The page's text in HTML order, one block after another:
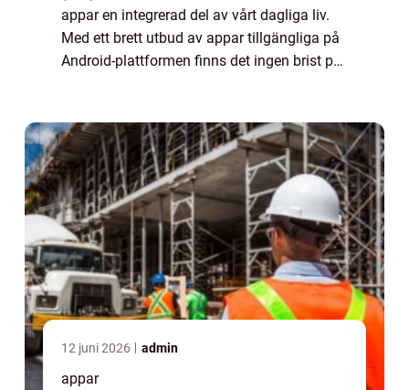
appar en integrerad del av vårt dagliga liv.
Med ett brett utbud av appar tillgängliga på
Android-plattformen finns det ingen brist på
12 juni 2026 admin
appar